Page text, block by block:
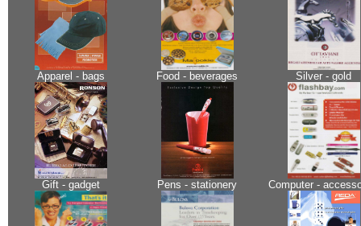
Apparel - bags Food - beverages Silver - gold
Gift - gadget Pens - stationery Computer -